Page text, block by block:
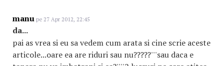
manu pe 27 Apr 2012, 22:45
da...
pai as vrea si eu sa vedem cum arata si cine scrie aceste
articole...oare ea are riduri sau nu?????'''sau daca e